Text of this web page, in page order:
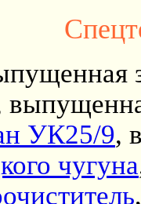
УК25/9,
чугуна